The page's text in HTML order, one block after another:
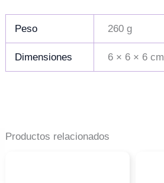
Peso 260 g
Dimensiones 6 × 6 × 6 cm
Productos relacionados